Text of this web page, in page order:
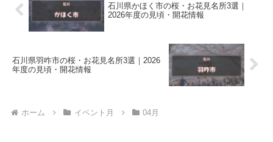
石川県かほく市の桜・お花見名所3選｜
2026年度の見頃・開花情報
石川県羽咋市の桜・お花見名所3選｜2026
年度の見頃・開花情報
ホーム イベント月 04月